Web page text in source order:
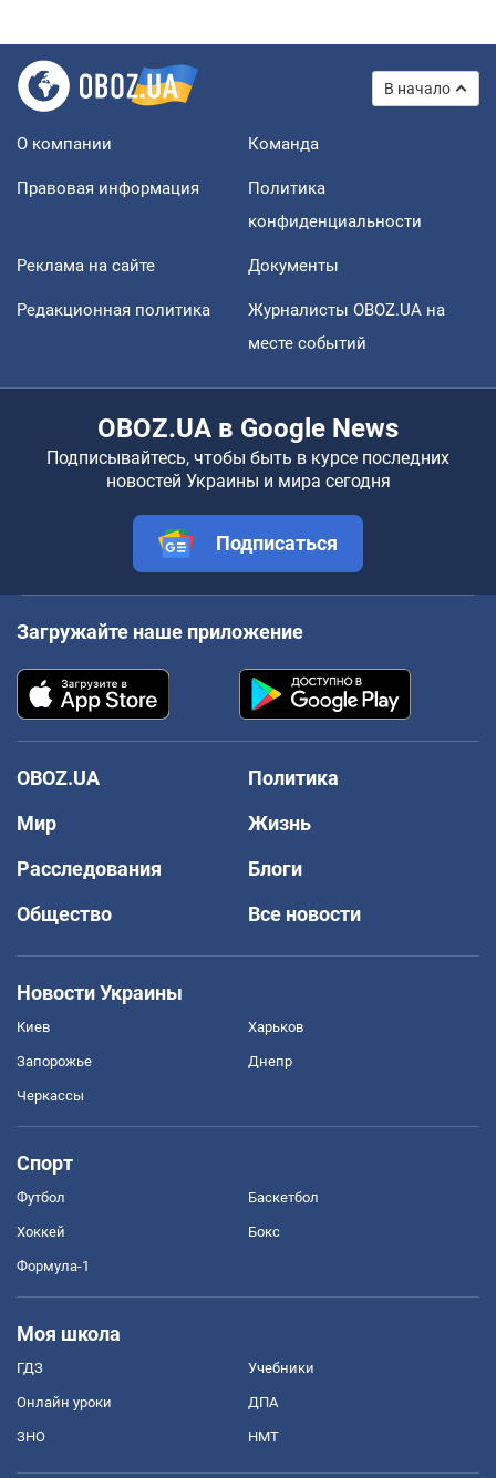
В начало
О компании Команда
Правовая информация
Политика
конфиденциальности
Реклама на сайте Документы
Редакционная политика
Журналисты OBOZ.UA на
месте событий
OBOZ.UA в Google News
Подписывайтесь, чтобы быть в курсе последних
новостей Украины и мира сегодня
Подписаться
Загружайте наше приложение
OBOZ.UA
Политика
Мир
Жизнь
Расследования
Блоги
Общество
Все новости
Новости Украины
Киев Харьков
Запорожье Днепр
Черкассы
Спорт
Футбол Баскетбол
Хоккей Бокс
Формула-1
Моя школа
ГДЗ Учебники
Онлайн уроки ДПА
ЗНО НМТ